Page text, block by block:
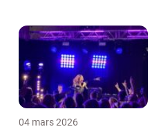
04 mars 2026